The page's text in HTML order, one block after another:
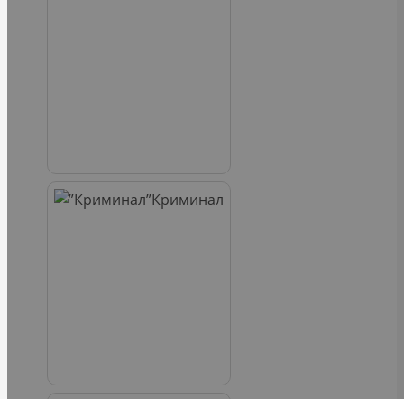
Криминал